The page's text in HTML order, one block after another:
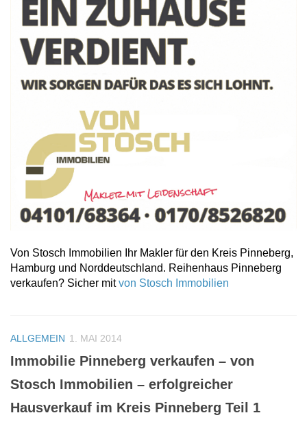
Von Stosch Immobilien Ihr Makler für den Kreis Pinneberg,
Hamburg und Norddeutschland. Reihenhaus Pinneberg
verkaufen? Sicher mitvon Stosch Immobilien
ALLGEMEIN 1. MAI 2014
Immobilie Pinneberg verkaufen – von
Stosch Immobilien – erfolgreicher
Hausverkauf im Kreis Pinneberg Teil 1